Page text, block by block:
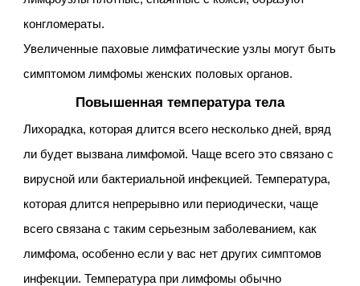
конгломераты.
Увеличенные паховые лимфатические узлы могут быть
симптомом лимфомы женских половых органов.
Повышенная температура тела
Лихорадка, которая длится всего несколько дней, вряд
ли будет вызвана лимфомой. Чаще всего это связано с
вирусной или бактериальной инфекцией. Температура,
которая длится непрерывно или периодически, чаще
всего связана с таким серьезным заболеванием, как
лимфома, особенно если у вас нет других симптомов
инфекции. Температура при лимфомы обычно